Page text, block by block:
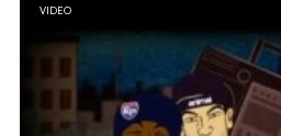
VIDEO